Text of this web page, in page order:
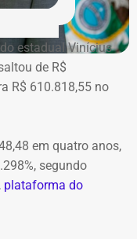
o habeas
de prazo da
uma vez que
condenatória no
processo por
desde 2021.
saindo cinco
extinguiu o
estadual Vinícius
de R$
R$ 610.818,55 no
em quatro anos,
segundo
plataforma do